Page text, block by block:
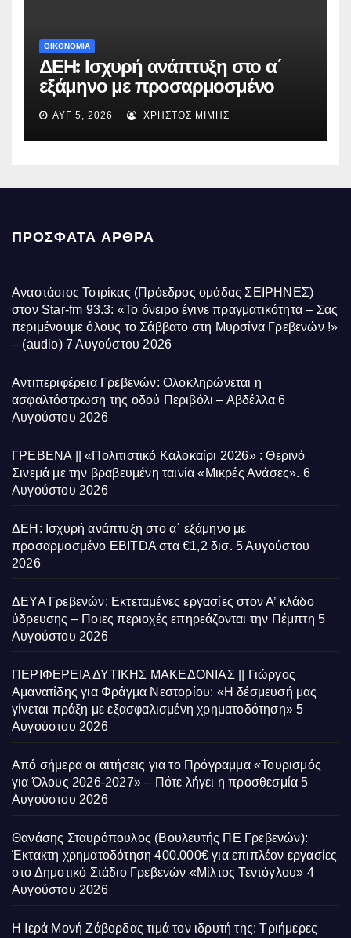
ΟΙΚΟΝΟΜΙΑ
ΔΕΗ: Ισχυρή ανάπτυξη στο α΄
εξάμηνο με προσαρμοσμένο
EBITDA στα €1,2 δισ.
ΑΥΓ 5, 2026 ΧΡΉΣΤΟΣ ΜΊΜΗΣ
ΠΡΌΣΦΑΤΑ ΆΡΘΡΑ
Αναστάσιος Τσιρίκας (Πρόεδρος ομάδας ΣΕΙΡΗΝΕΣ)
στον Star-fm 93.3: «Το όνειρο έγινε πραγματικότητα – Σας
περιμένουμε όλους το Σάββατο στη Μυρσίνα Γρεβενών !»
– (audio) 7 Αυγούστου 2026
Αντιπεριφέρεια Γρεβενών: Ολοκληρώνεται η
ασφαλτόστρωση της οδού Περιβόλι – Αβδέλλα 6
Αυγούστου 2026
ΓΡΕΒΕΝΑ || «Πολιτιστικό Καλοκαίρι 2026» : Θερινό
Σινεμά με την βραβευμένη ταινία «Μικρές Ανάσες». 6
Αυγούστου 2026
ΔΕΗ: Ισχυρή ανάπτυξη στο α΄ εξάμηνο με
προσαρμοσμένο EBITDA στα €1,2 δισ. 5 Αυγούστου
2026
ΔΕΥΑ Γρεβενών: Εκτεταμένες εργασίες στον Α’ κλάδο
ύδρευσης – Ποιες περιοχές επηρεάζονται την Πέμπτη 5
Αυγούστου 2026
ΠΕΡΙΦΕΡΕΙΑ ΔΥΤΙΚΗΣ ΜΑΚΕΔΟΝΙΑΣ || Γιώργος
Αμανατίδης για Φράγμα Νεστορίου: «Η δέσμευσή μας
γίνεται πράξη με εξασφαλισμένη χρηματοδότηση» 5
Αυγούστου 2026
Από σήμερα οι αιτήσεις για το Πρόγραμμα «Τουρισμός
για Όλους 2026-2027» – Πότε λήγει η προσθεσμία 5
Αυγούστου 2026
Θανάσης Σταυρόπουλος (Βουλευτής ΠΕ Γρεβενών):
Έκτακτη χρηματοδότηση 400.000€ για επιπλέον εργασίες
στο Δημοτικό Στάδιο Γρεβενών «Μίλτος Τεντόγλου» 4
Αυγούστου 2026
Η Ιερά Μονή Ζάβορδας τιμά τον ιδρυτή της: Τριήμερες